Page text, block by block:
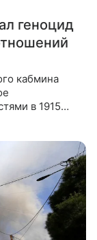
геноцид
кабмина
в 1915